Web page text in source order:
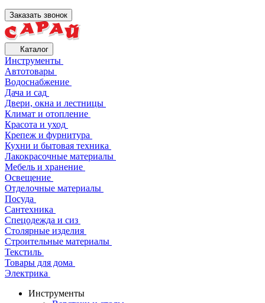
Заказать звонок
Каталог
Инструменты
Автотовары
Водоснабжение
Дача и сад
Двери, окна и лестницы
Климат и отопление
Красота и уход
Крепеж и фурнитура
Кухни и бытовая техника
Лакокрасочные материалы
Мебель и хранение
Освещение
Отделочные материалы
Посуда
Сантехника
Спецодежда и сиз
Столярные изделия
Строительные материалы
Текстиль
Товары для дома
Электрика
Инструменты